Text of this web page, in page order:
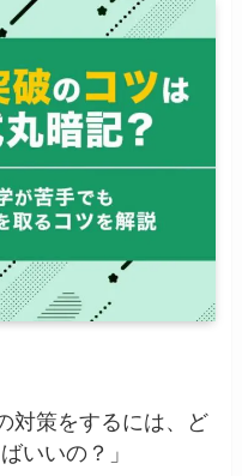
対策をするには、ど
いいの？」